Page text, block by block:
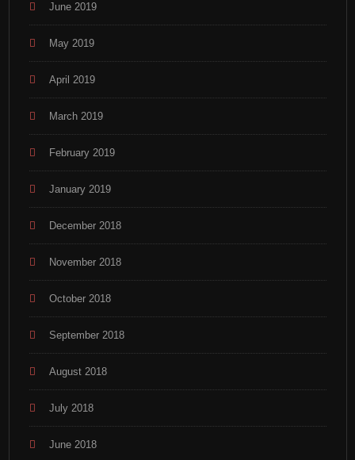
June 2019
May 2019
April 2019
March 2019
February 2019
January 2019
December 2018
November 2018
October 2018
September 2018
August 2018
July 2018
June 2018